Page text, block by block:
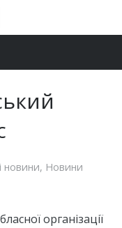
новини, Новини
організації